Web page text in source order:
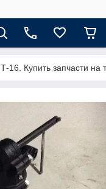
Купить запчасти